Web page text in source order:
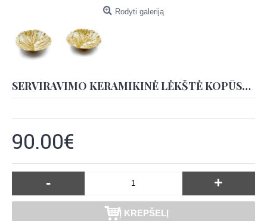
Rodyti galeriją
SERVIRAVIMO KERAMIKINĖ LĖKŠTĖ KOPŪSTAS PIEVŲ ATSPALVIO. TINKANKA SĄLYČIUI SU MAISTU
90.00€
- +
Į KREPŠELĮ